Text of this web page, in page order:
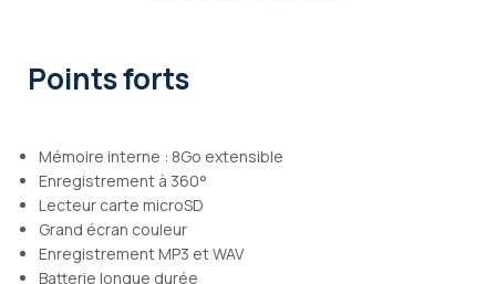
Points forts
Mémoire interne : 8Go extensible
Enregistrement à 360°
Lecteur carte microSD
Grand écran couleur
Enregistrement MP3 et WAV
Batterie longue durée